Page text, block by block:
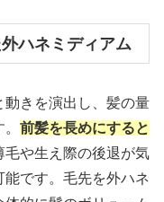
ハネミディアム
きを演出し、髪の量
前髪を長めにすると
毛や生え際の後退が気
です。毛先を外ハネ